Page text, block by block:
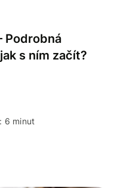
Podrobná
s ním začít?
6 minut